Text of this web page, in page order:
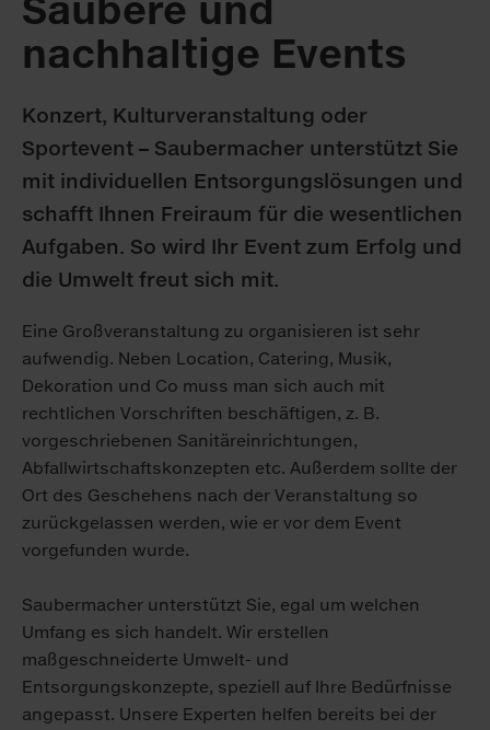
Saubere und
nachhaltige Events
Konzert, Kulturveranstaltung oder
Sportevent – Saubermacher unterstützt Sie
mit individuellen Entsorgungslösungen und
schafft Ihnen Freiraum für die wesentlichen
Aufgaben. So wird Ihr Event zum Erfolg und
die Umwelt freut sich mit.
Eine Großveranstaltung zu organisieren ist sehr
aufwendig. Neben Location, Catering, Musik,
Dekoration und Co muss man sich auch mit
rechtlichen Vorschriften beschäftigen, z. B.
vorgeschriebenen Sanitäreinrichtungen,
Abfallwirtschaftskonzepten etc. Außerdem sollte der
Ort des Geschehens nach der Veranstaltung so
zurückgelassen werden, wie er vor dem Event
vorgefunden wurde.
Saubermacher unterstützt Sie, egal um welchen
Umfang es sich handelt. Wir erstellen
maßgeschneiderte Umwelt- und
Entsorgungskonzepte, speziell auf Ihre Bedürfnisse
angepasst. Unsere Experten helfen bereits bei der